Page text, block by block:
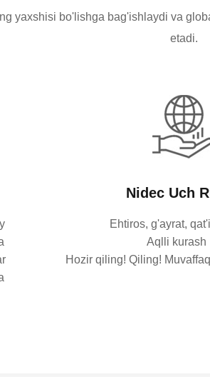
yaxshisi bo'lishga bag'ishlaydi va
etadi.
Nidec Uch
Ehtiros, g'ayrat,
Aqlli kurash
Hozir qiling! Qiling!